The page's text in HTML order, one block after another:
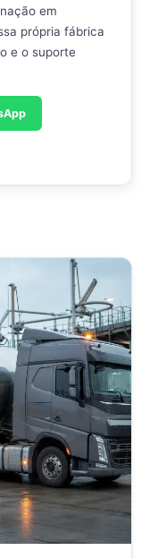
em
própria fábrica
e o suporte